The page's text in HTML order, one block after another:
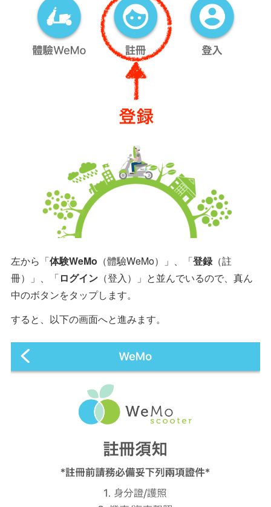
左から「体験WeMo （體驗WeMo）」、「登録（註
冊）」、「ログイン （登入）」と並んでいるので、真ん
中のボタンをタップします。
すると、以下の画面へと進みます。